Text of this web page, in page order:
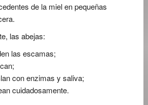
de la miel en pequeñas
las abejas:
las escamas;
con enzimas y saliva;
cuidadosamente.